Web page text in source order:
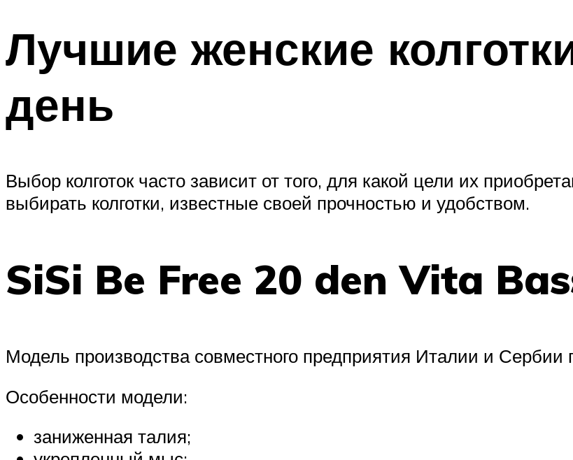
Лучшие женские
день
Выбор колготок часто зависит от того, для какой цели их
выбирать колготки, известные своей прочностью и удобством.
SiSi Be Free 20 den Vita
Модель производства совместного предприятия Италии и Сербии
Особенности модели:
заниженная талия;